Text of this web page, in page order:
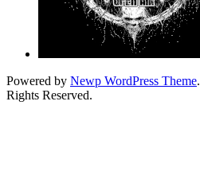
Powered by Newp WordPress Theme.
Rights Reserved.